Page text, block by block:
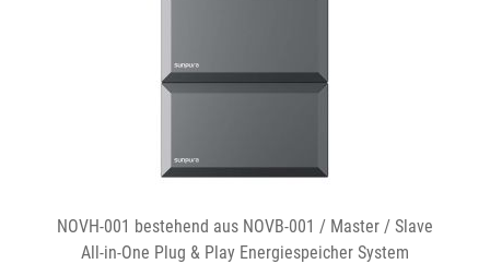
NOVH-001 bestehend aus NOVB-001 / Master / Slave
All-in-One Plug & Play Energiespeicher System